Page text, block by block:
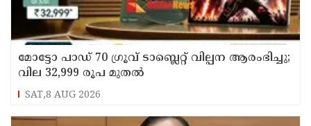
മോട്ടോ പാഡ് 70 ഗ്രൂവ് ടാബ്ലെറ്റ് വില്പന ആരംഭിച്ചു;
വില 32,999 രൂപ മുതൽ
SAT,8 AUG 2026